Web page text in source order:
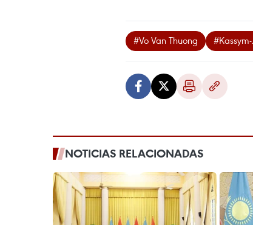
#Vo Van Thuong
NOTICIAS RELACIONADAS